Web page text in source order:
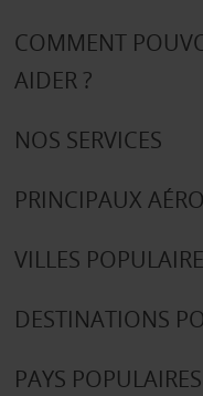
COMMENT
AIDER ?
NOS SERVICES
PRINCIPAUX
VILLES
DESTINATIONS
PAYS POPULAIRES